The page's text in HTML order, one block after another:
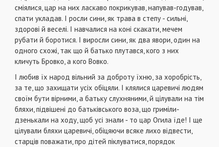
сміялися, цар на них ласкаво покрикував, напував-годував,
спати укладав. І росли сини, як трава в степу - сильні,
здорові й веселі. І навчалися на коні скакати, мечем
рубати й боротися. І виросли сини, як два явори, один на
одного схожі, так що й батько плутався, кого з них
кличуть Бровко, а кого Вовко.
І любив їх народ вільний за доброту їхню, за хоробрість,
за те, що захищати усіх обіцяли. І клялися царевичі людям
своїм бути вірними, а батьку слухняними, й цілували на тім
бляхи, підвішені до батьківського воза, що гриміли-
дзенькали на ходу, щоб усі знали - то цар Огила їде! І ще
цілували бляхи царевичі, обіцяючи всяке лихо відвести,
старців поважати, про дітей піклуватися, порядок